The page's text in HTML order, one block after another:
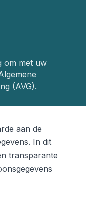
om met uw
(AVG).
aan de
In dit
transparante